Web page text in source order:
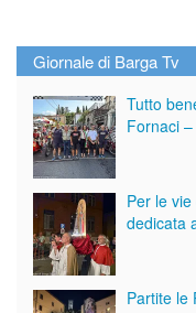
Giornale di Barga Tv
Tutto
Fornaci
Per le
dedicata
Partite le